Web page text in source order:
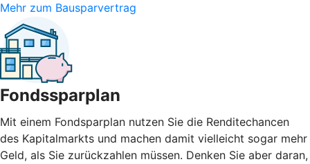
Mehr zum Bausparvertrag
Fondssparplan
Mit einem Fondsparplan nutzen Sie die Renditechancen
des Kapitalmarkts und machen damit vielleicht sogar mehr
Geld, als Sie zurückzahlen müssen. Denken Sie aber daran,